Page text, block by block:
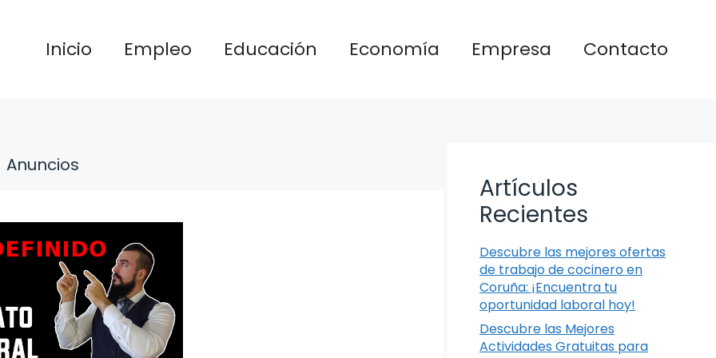
Inicio Empleo Educación Economía Empresa Contacto
Anuncios
Artículos
Recientes
Descubre las mejores ofertas
de trabajo de cocinero en
Coruña: ¡Encuentra tu
oportunidad laboral hoy!
Descubre las Mejores
Actividades Gratuitas para